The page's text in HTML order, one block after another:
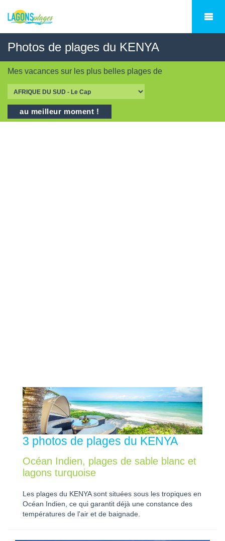
Photos de plages du KENYA
Mes vacances sur les plus belles plages de
au meilleur moment !
3 photos de plages du KENYA
Océan Indien, plages de sable blanc et
lagons turquoise
Les plages du KENYA sont situées sous les tropiques en
Océan Indien, ce qui garantit déjà une constance des
températures de l'air et de baignade.